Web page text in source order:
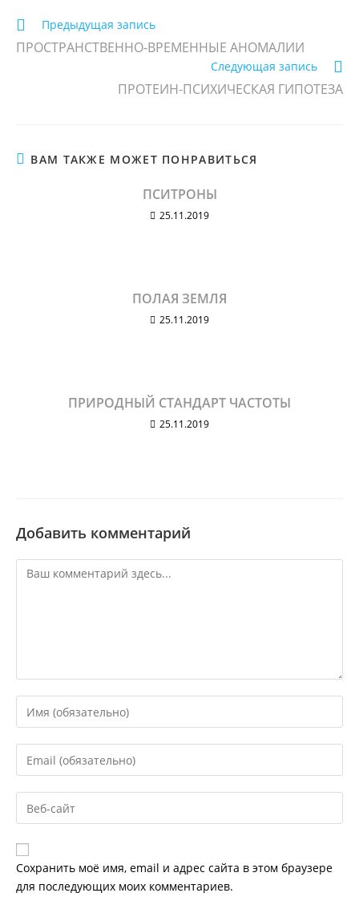
Еще
статьи
Предыдущая запись
ПРОСТРАНСТВЕННО-ВРЕМЕННЫЕ АНОМАЛИИ
Следующая запись
ПРОТЕИН-ПСИХИЧЕСКАЯ ГИПОТЕЗА
ВАМ ТАКЖЕ МОЖЕТ ПОНРАВИТЬСЯ
ПСИТРОНЫ
25.11.2019
ПОЛАЯ ЗЕМЛЯ
25.11.2019
ПРИРОДНЫЙ СТАНДАРТ ЧАСТОТЫ
25.11.2019
Добавить комментарий
Комментарий
имя
или
имя
пользователя,
чтобы
Введите
email-
адрес,
чтобы
прокомментировать
Введите
веб-
сайта
(необязательно)
Сохранить моё имя, email и адрес сайта в этом браузере
для последующих моих комментариев.